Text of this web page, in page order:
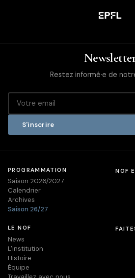
Restez informé·e de
S'inscrire
PROGRAMMATION
Saison 2026/2027
Calendrier
Archives
Saison 26/27
NOF
LE NOF
News
L'institution
Histoire
Équipe